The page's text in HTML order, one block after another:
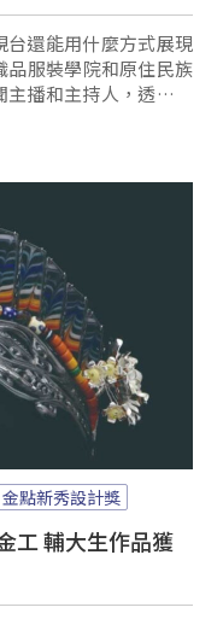
台還能用什麼方式展現
品服裝學院和原住民族
播和主持人，透過產
頻道的視覺特色。
金點新秀設計獎
工 輔大生作品獲